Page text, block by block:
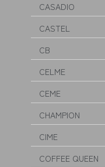
CASADIO
CASTEL
CB
CELME
CEME
CHAMPION
CIME
COFFEE QUEEN